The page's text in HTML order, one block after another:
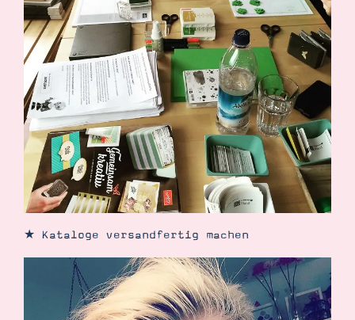
Angebote
Demonstrator werden
Blog
Gutscheine
Produkte erklärt
Über mich
Über Stampin’ Up!
Tipps & Tricks
Ordnungstipps
★ Kataloge versandfertig machen